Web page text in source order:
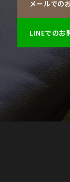
メールでの
LINEでのお